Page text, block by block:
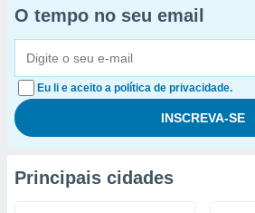
O tempo no seu email
Eu li e aceito a política de privacidade.
Principais cidades